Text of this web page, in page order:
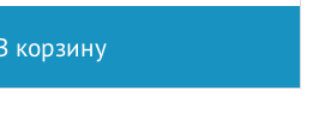
корзину